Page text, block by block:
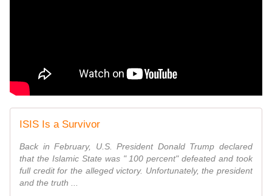
ISIS Is a Survivor
Back in February, U.S. President Donald Trump declared
that the Islamic State was " 100 percent" defeated and took
full credit for the alleged victory. Unfortunately, the president
and the truth ...